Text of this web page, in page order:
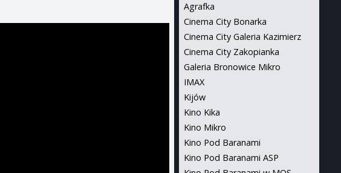
Agrafka
Cinema City Bonarka
Cinema City Galeria Kazimierz
Cinema City Zakopianka
Galeria Bronowice Mikro
IMAX
Kijów
Kino Kika
Kino Mikro
Kino Pod Baranami
Kino Pod Baranami ASP